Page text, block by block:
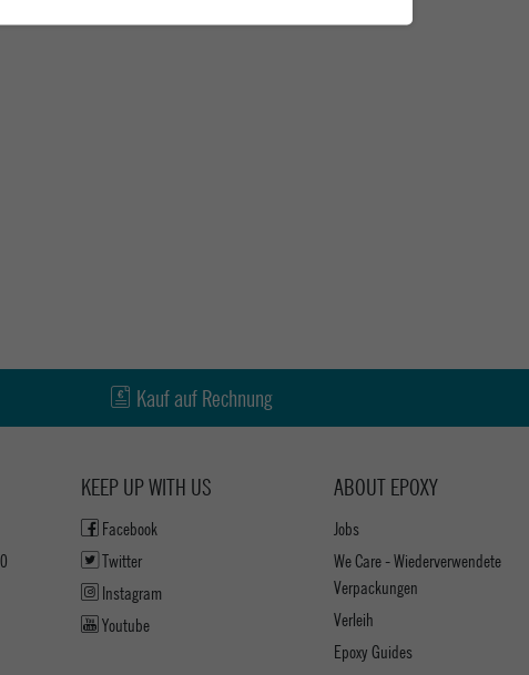
Kauf auf Rechnung
ABOUT EPOXY
Jobs
We Care - Wiederverwendete
Verpackungen
Verleih
Epoxy Guides
KEEP UP WITH US
Facebook
Twitter
Instagram
Youtube